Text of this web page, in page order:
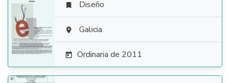

 Diseño
 Galicia
 Ordinaria de 2011